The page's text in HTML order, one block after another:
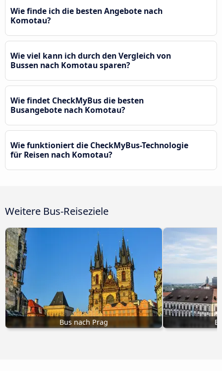
Wie finde ich die besten Angebote nach
Komotau?
Wie viel kann ich durch den Vergleich von
Bussen nach Komotau sparen?
Wie findet CheckMyBus die besten
Busangebote nach Komotau?
Wie funktioniert die CheckMyBus-Technologie
für Reisen nach Komotau?
Weitere Bus-Reiseziele
Bus nach Prag